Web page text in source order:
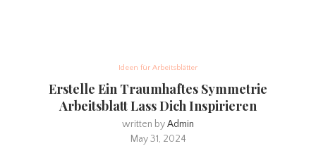
Ideen für Arbeitsblätter
Erstelle Ein Traumhaftes Symmetrie
Arbeitsblatt Lass Dich Inspirieren
written byAdmin
May 31, 2024